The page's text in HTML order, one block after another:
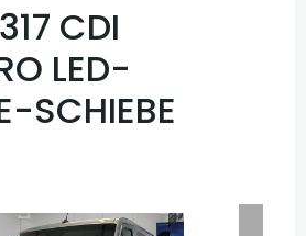
CDI
LED-
SCHIEBE